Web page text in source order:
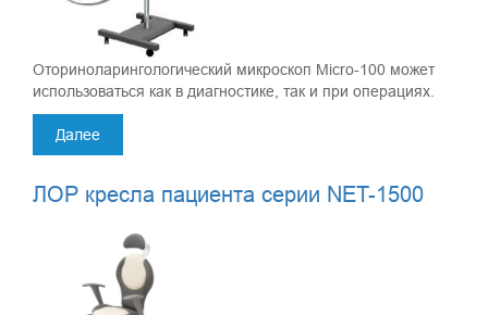
Оториноларингологический микроскоп Micro-100 может
использоваться как в диагностике, так и при операциях.
Далее
ЛОР кресла пациента серии NET-1500